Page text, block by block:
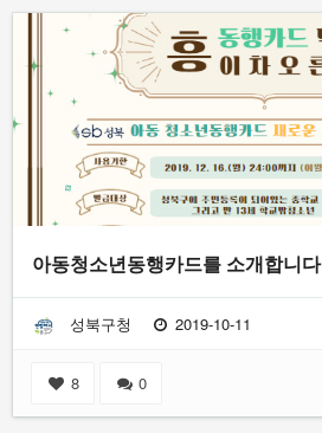
아동청소년동행카드를 소개합니다
성북구청 2019-10-11
8 0